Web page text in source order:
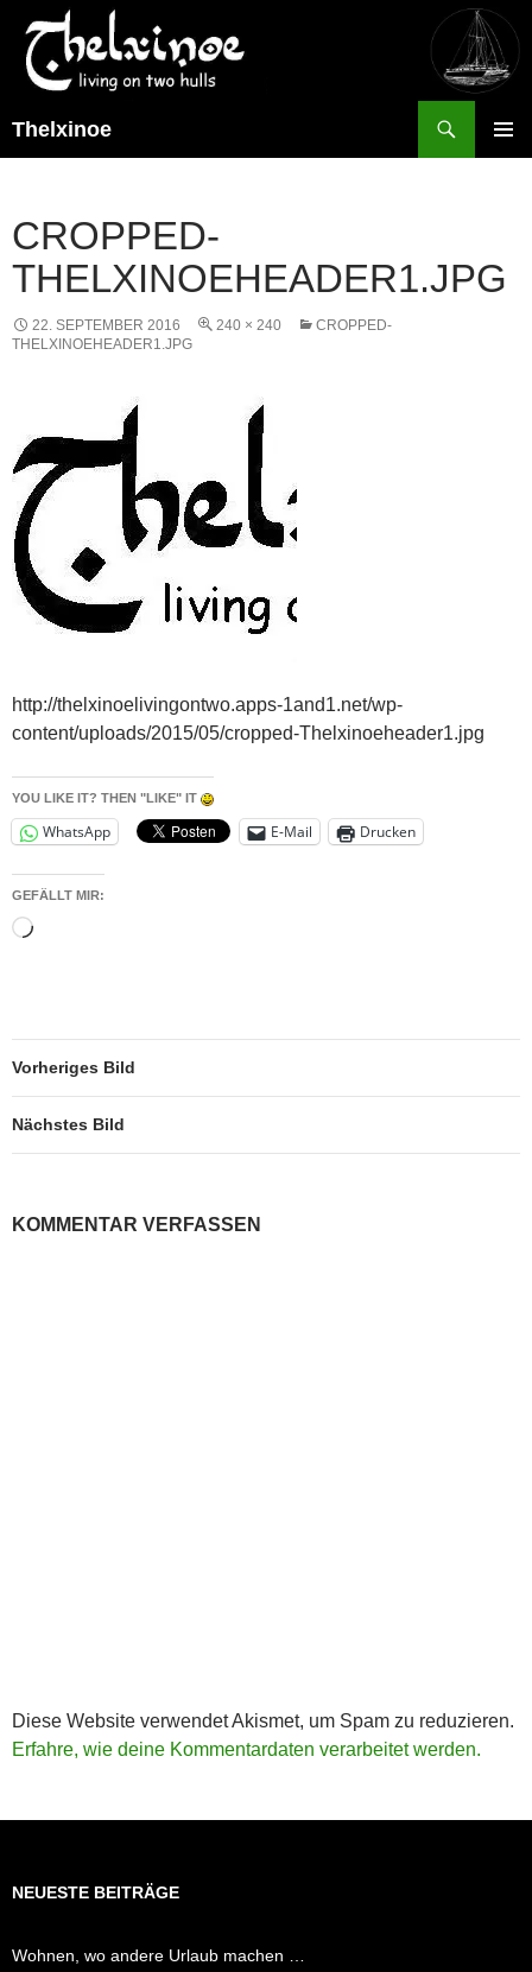
Thelxinoe
CROPPED-
THELXINOEHEADER1.JPG
22. SEPTEMBER 2016 240 × 240
CROPPED-
THELXINOEHEADER1.JPG
http://thelxinoelivingontwo.apps-1and1.net/wp-
content/uploads/2015/05/cropped-Thelxinoeheader1.jpg
YOU LIKE IT? THEN "LIKE" IT
WhatsApp E-Mail Drucken
GEFÄLLT MIR:
Wird
Vorheriges Bild
Nächstes Bild
KOMMENTAR VERFASSEN
Diese Website verwendet Akismet, um Spam zu reduzieren.
Erfahre, wie deine Kommentardaten verarbeitet werden.
NEUESTE BEITRÄGE
Wohnen, wo andere Urlaub machen …